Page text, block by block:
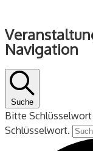
für
Juni
2024
Navigation
Suche
Bitte Schlüsselwort
Schlüsselwort.